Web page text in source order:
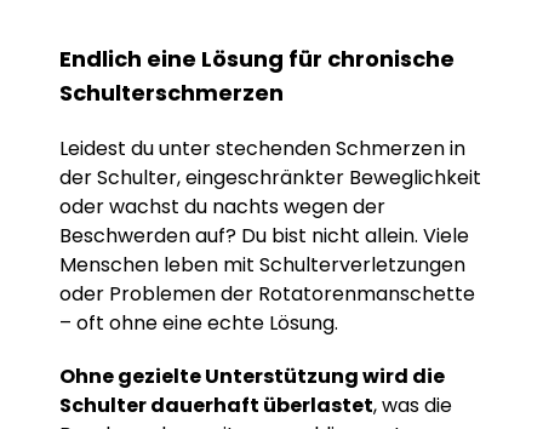
Endlich eine Lösung für chronische
Schulterschmerzen
Leidest du unter stechenden Schmerzen in
der Schulter, eingeschränkter Beweglichkeit
oder wachst du nachts wegen der
Beschwerden auf? Du bist nicht allein. Viele
Menschen leben mit Schulterverletzungen
oder Problemen der Rotatorenmanschette
– oft ohne eine echte Lösung.
Ohne gezielte Unterstützung wird die
Schulter dauerhaft überlastet, was die